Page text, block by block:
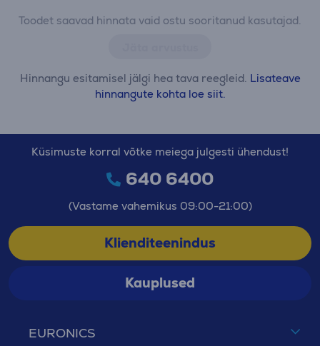
Toodet saavad hinnata vaid ostu sooritanud kasutajad.
Hinnangu esitamisel jälgi hea tava reegleid. Lisateave
hinnangute kohta loe siit.
EURONICS
Küsimuste korral võtke meiega julgesti ühendust!
640 6400
(Vastame vahemikus 09:00-21:00)
Klienditeenindus
Kauplused